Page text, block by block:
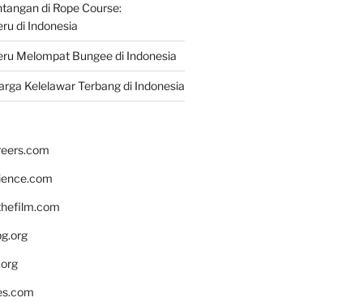
di Rope Course:
di Indonesia
Melompat Bungee di Indonesia
Kelelawar Terbang di Indonesia